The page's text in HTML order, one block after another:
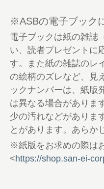
132 GO OUT
134 GO OUTの通
142 GO OUT Livin’
146 GO OUTの家
147 Information ＆
148 THE CAMP
149 Shop List
150 釣り部
152 GO OUT
154 Lookin’ Back
156 本間良二の
158 編集後記／奥付
※ASBの電子ブック
電子ブックは紙の雑誌
い、読者プレゼントに
す。また紙の雑誌のレ
の絵柄のズレなど、見
ックナンバーは、紙版
は異なる場合がありま
少の汚れなどがありま
とがあります。あらか
※紙版をお求めの際は
<https://shop.san-ei-